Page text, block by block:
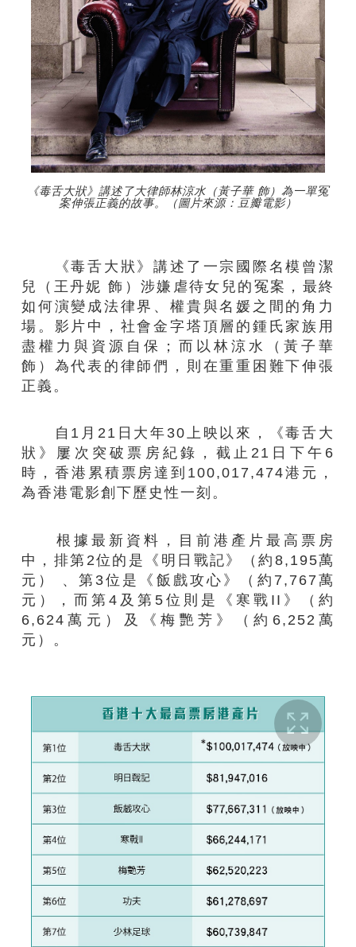
《毒舌大狀》講述了大律師林涼水（黃子華 飾）為一單冤
案伸張正義的故事。（圖片來源：豆瓣電影）
《毒舌大狀》講述了一宗國際名模曾潔
兒（王丹妮 飾）涉嫌虐待女兒的冤案，最終
如何演變成法律界、權貴與名媛之間的角力
場。影片中，社會金字塔頂層的鍾氏家族用
盡權力與資源自保；而以林涼水（黃子華
飾）為代表的律師們，則在重重困難下伸張
正義。
自1月21日大年30上映以來，《毒舌大
狀》屢次突破票房紀錄，截止21日下午6
時，香港累積票房達到100,017,474港元，
為香港電影創下歷史性一刻。
根據最新資料，目前港產片最高票房
中，排第2位的是《明日戰記》（約8,195萬
元） 、第3位是《飯戲攻心》（約7,767萬
元），而第4及第5位則是《寒戰II》（約
6,624萬元）及《梅艷芳》（約6,252萬
元）。